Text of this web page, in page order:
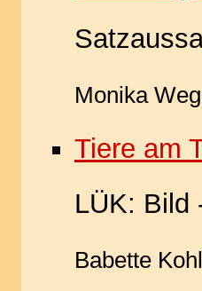
Monika
Tiere am
LÜK: Bild
Babette